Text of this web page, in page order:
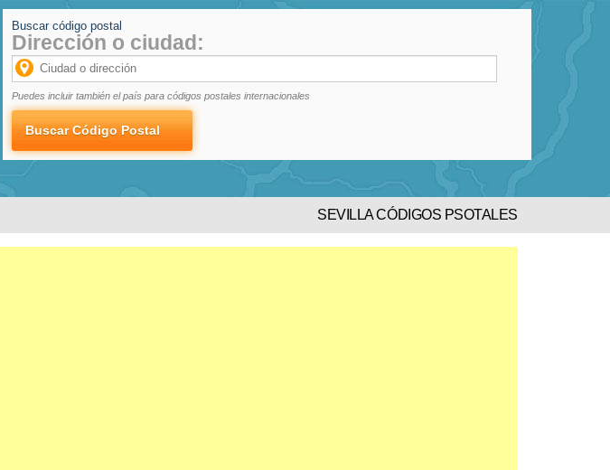
Buscar código postal
Dirección o ciudad:
Puedes incluir también el país para códigos postales internacionales
SEVILLA CÓDIGOS PSOTALES